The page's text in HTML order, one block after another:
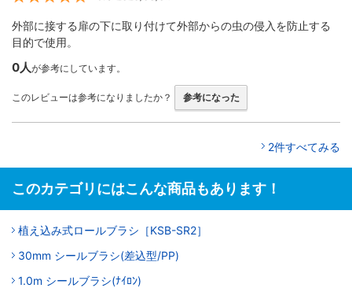
外部に接する扉の下に取り付けて外部からの虫の侵入を防止する
目的で使用。
0人が参考にしています。
このレビューは参考になりましたか？ 参考になった
2件すべてみる
このカテゴリにはこんな商品もあります！
植え込み式ロールブラシ［KSB-SR2］
30mm シールブラシ(差込型/PP)
1.0m シールブラシ(ﾅｲﾛﾝ)